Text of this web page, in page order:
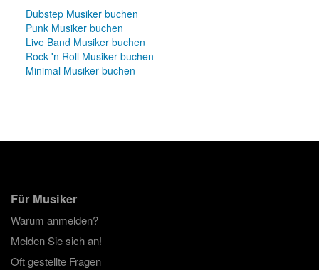
Dubstep Musiker buchen
Punk Musiker buchen
Live Band Musiker buchen
Rock 'n Roll Musiker buchen
Minimal Musiker buchen
Für Musiker
Warum anmelden?
Melden Sie sich an!
Oft gestellte Fragen